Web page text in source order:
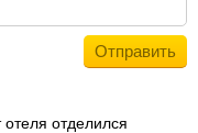
отеля отделился